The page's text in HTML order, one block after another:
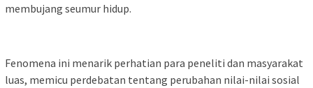
membujang seumur hidup.
Fenomena ini menarik perhatian para peneliti dan masyarakat
luas, memicu perdebatan tentang perubahan nilai-nilai sosial